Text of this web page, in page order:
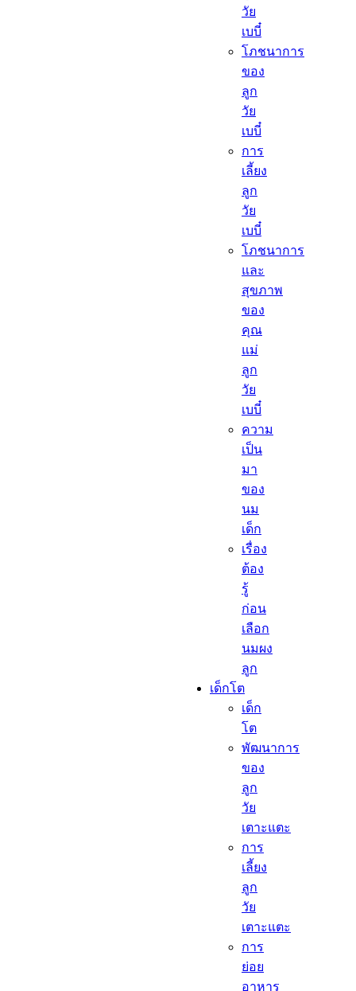
วัย
เบบี๋
โภชนาการ
ของ
ลูก
วัย
เบบี๋
การ
เลี้ยง
ลูก
วัย
เบบี๋
โภชนาการ
และ
สุขภาพ
ของ
คุณ
แม่
ลูก
วัย
เบบี๋
ความ
เป็น
มา
ของ
นม
เด็ก
เรื่อง
ต้อง
รู้
ก่อน
เลือก
นมผง
ลูก​
เด็กโต​
เด็ก
โต​
พัฒนาการ
ของ
ลูก
วัย
เตาะแตะ
การ
เลี้ยง
ลูก
วัย
เตาะแตะ
การ
ย่อย
อาหาร